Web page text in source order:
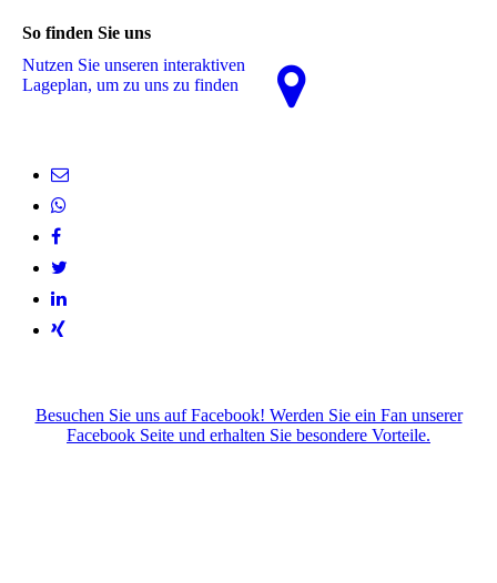
So finden Sie uns
Nutzen Sie unseren interaktiven
La­ge­plan, um zu uns zu finden
Besuchen Sie uns auf Facebook! Werden Sie ein Fan unserer
Facebook Seite und erhalten Sie besondere Vorteile.